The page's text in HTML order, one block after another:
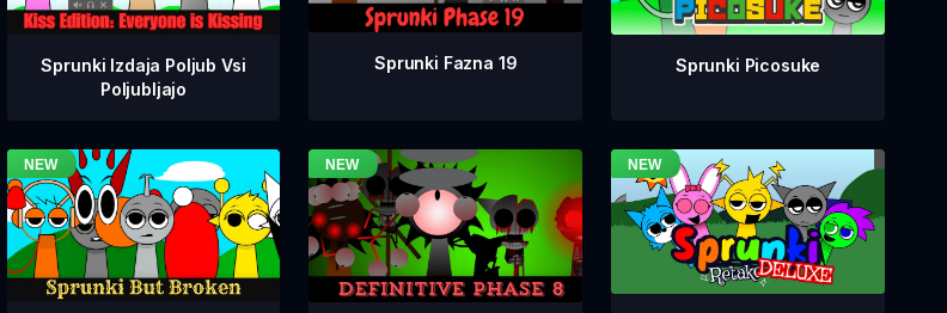
Sprunki Izdaja Poljub Vsi
Poljubljajo
Sprunki Fazna 19 Sprunki Picosuke